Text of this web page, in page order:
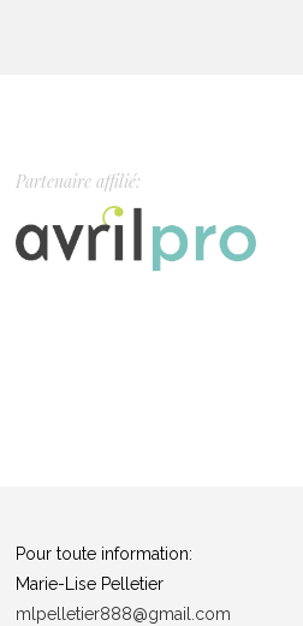
Partenaire affilié:
Pour toute information:
Marie-Lise Pelletier
mlpelletier888@gmail.com